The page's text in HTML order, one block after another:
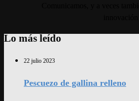
Lo más leído
22 julio 2023
Pescuezo de gallina relleno